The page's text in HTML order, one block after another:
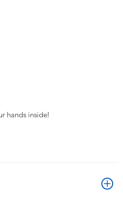
hands inside!